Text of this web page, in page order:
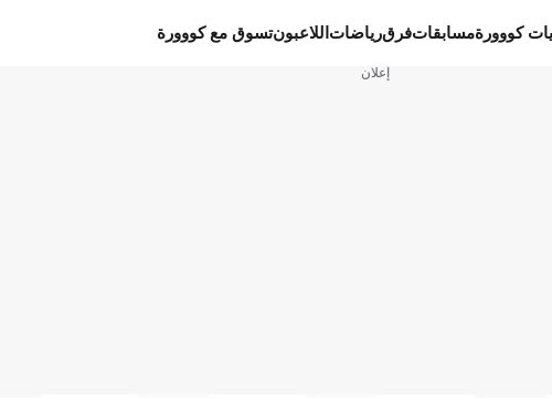
كووورةمسابقاتفرقرياضات اللاعبونتسوق مع كووورة
إعلان